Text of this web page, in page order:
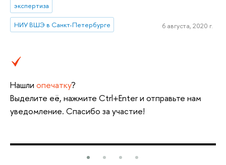
экспертиза
НИУ ВШЭ в Санкт-Петербурге 6 августа, 2020 г.
Нашли опечатку?
Выделите её, нажмите Ctrl+Enter и отправьте нам
уведомление. Спасибо за участие!